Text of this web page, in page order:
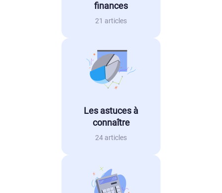
finances
21 articles
Les astuces à
connaître
24 articles